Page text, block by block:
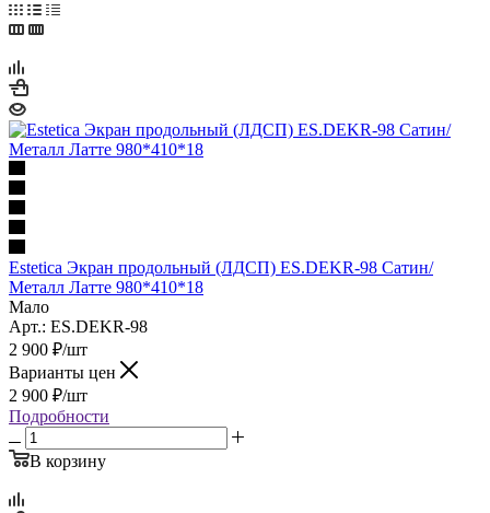
Estetica Экран продольный (ЛДСП) ES.DEKR-98 Сатин/
Металл Латте 980*410*18
Мало
Арт.: ES.DEKR-98
2 900 ₽/шт
Варианты цен
2 900 ₽/шт
Подробности
В корзину